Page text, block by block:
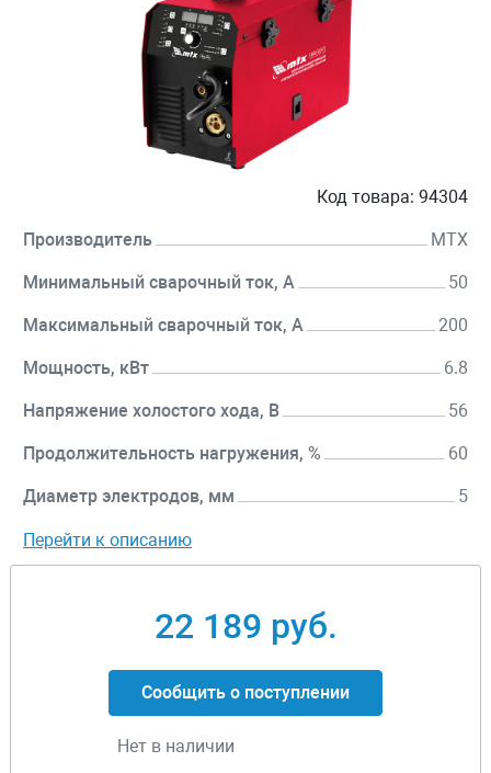
Код товара: 94304
Производитель MTX
Минимальный сварочный ток, А 50
Максимальный сварочный ток, А 200
Мощность, кВт 6.8
Напряжение холостого хода, В 56
Продолжительность нагружения, % 60
Диаметр электродов, мм 5
Перейти к описанию
22 189 руб.
Сообщить о поступлении
Нет в наличии